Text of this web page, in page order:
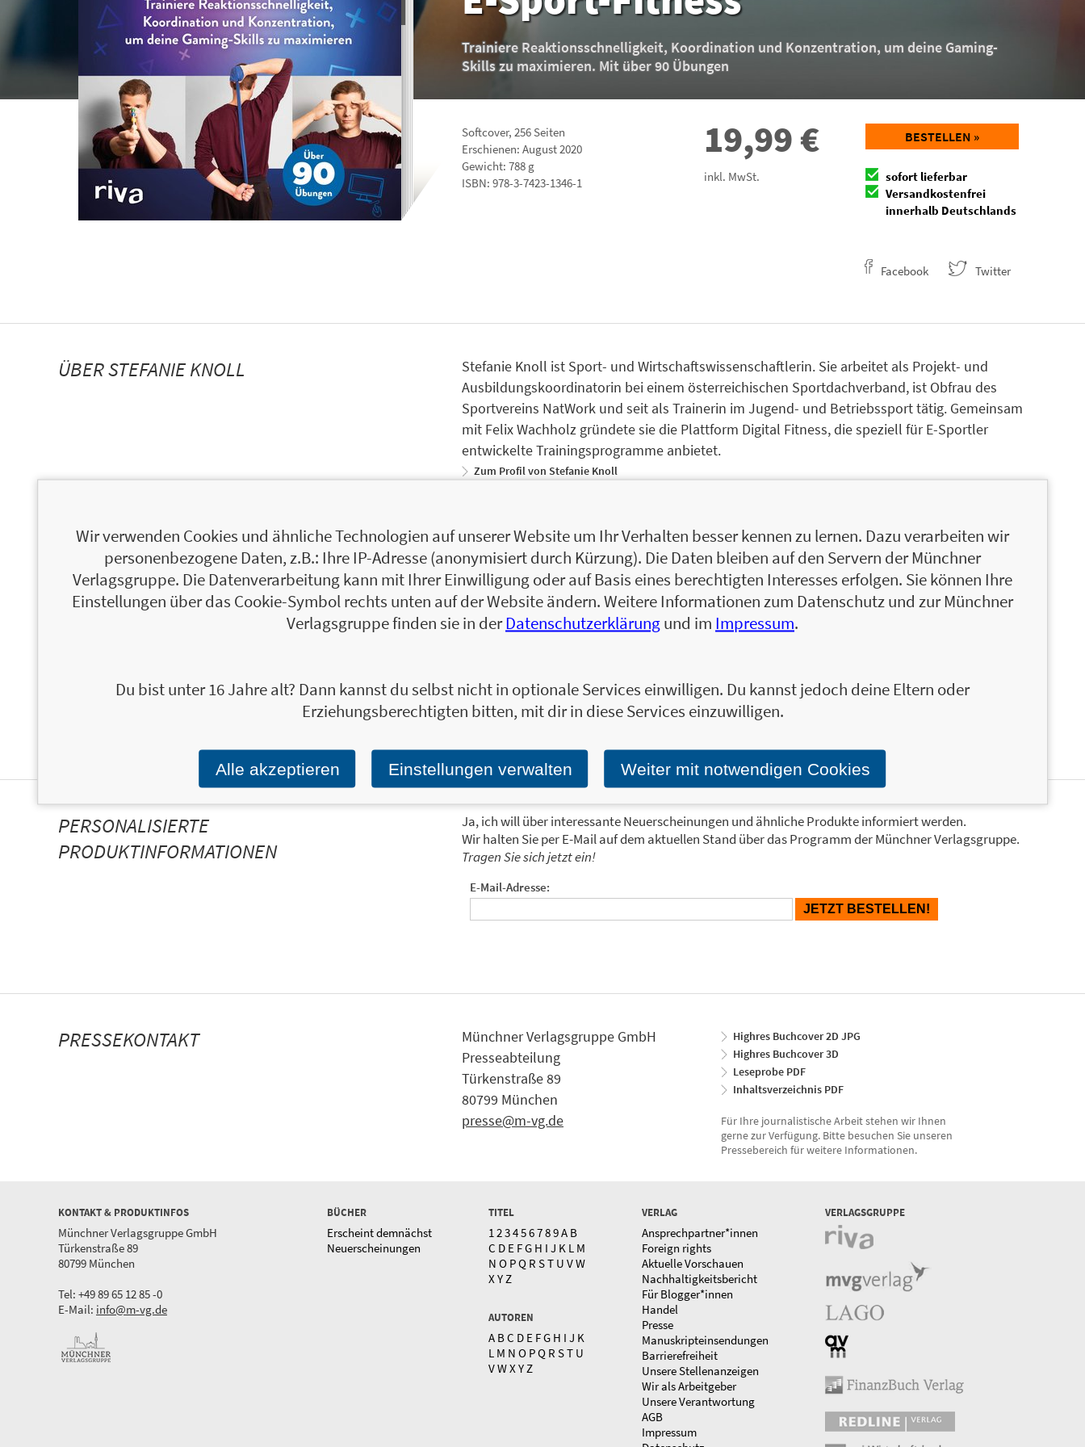
Trainiere Reaktionsschnelligkeit, Koordination und Konzentration, um deine Gaming-
Skills zu maximieren. Mit über 90 Übungen
Softcover, 256 Seiten
Erschienen: August 2020
Gewicht: 788 g
ISBN: 978-3-7423-1346-1
19,99€
inkl. MwSt.
BESTELLEN »
sofort lieferbar
Versandkostenfrei
innerhalb Deutschlands
Facebook Twitter
ÜBER STEFANIE KNOLL
Stefanie Knoll ist Sport- und Wirtschaftswissenschaftlerin. Sie arbeitet als Projekt- und
Ausbildungskoordinatorin bei einem österreichischen Sportdachverband, ist Obfrau des
Sportvereins NatWork und seit als Trainerin im Jugend- und Betriebssport tätig. Gemeinsam
mit Felix Wachholz gründete sie die Plattform Digital Fitness, die speziell für E-Sportler
entwickelte Trainingsprogramme anbietet.
Zum Profil von Stefanie Knoll
Ausbildungskoordinatorin bei einem österreichischen Sportdachverband, ist Obfrau des
Sportvereins NatWork und als Trainerin im Jugend- und Betriebssport tätig. Gemeinsam mit
Felix Wachholz gründete sie die Plattform Digital Fitness, die speziell für E-Sportler
entwickelte Trainingsprogramme anbietet. Der Sportwissenschaftler Felix Wachholz
promoviert am Institut für Sportwissenschaften der Universität Innsbruck im Bereich der
Neurophysiologie. Seit 2012 arbeitet er als Trainer im Jugend- und Betriebssport und ist im
tätig.
Zum Profil von Felix Wachholz
PERSONALISIERTE
PRODUKTINFORMATIONEN
Ja, ich will über interessante Neuerscheinungen und ähnliche Produkte informiert werden.
Wir halten Sie per E-Mail auf dem aktuellen Stand über das Programm der Münchner Verlagsgruppe.
Tragen Sie sich jetzt ein!
E-Mail-Adresse:
PRESSEKONTAKT
Münchner Verlagsgruppe GmbH
Presseabteilung
Türkenstraße 89
80799 München
presse@m-vg.de
Highres Buchcover 2D JPG
Highres Buchcover 3D
Leseprobe PDF
Inhaltsverzeichnis PDF
Für Ihre journalistische Arbeit stehen wir Ihnen
gerne zur Verfügung. Bitte besuchen Sie unseren
Pressebereich für weitere Informationen.
KONTAKT & PRODUKTINFOS
Münchner Verlagsgruppe GmbH
Türkenstraße 89
80799 München
Tel: +49 89 65 12 85 -0
E-Mail: info@m-vg.de
BÜCHER
Erscheint demnächst
Neuerscheinungen
TITEL
1 23456789A B
C D E FG H I J K L M
N O PQ R ST U VW
X Y Z
AUTOREN
A BC D E FG H I J K
L M N O PQ R ST U
VWX Y Z
VERLAG
Ansprechpartner*innen
Foreign rights
Aktuelle Vorschauen
Nachhaltigkeitsbericht
Für Blogger*innen
Handel
Presse
Manuskripteinsendungen
Barrierefreiheit
Unsere Stellenanzeigen
Wir als Arbeitgeber
Unsere Verantwortung
AGB
Impressum
VERLAGSGRUPPE
Wir verwenden Cookies und ähnliche Technologien auf unserer Website um Ihr Verhalten besser kennen zu lernen. Dazu verarbeiten wir
personenbezogene Daten, z.B.: Ihre IP-Adresse (anonymisiert durch Kürzung). Die Daten bleiben auf den Servern der Münchner
Verlagsgruppe. Die Datenverarbeitung kann mit Ihrer Einwilligung oder auf Basis eines berechtigten Interesses erfolgen. Sie können Ihre
Einstellungen über das Cookie-Symbol rechts unten auf der Website ändern. Weitere Informationen zum Datenschutz und zur Münchner
Verlagsgruppe finden sie in derDatenschutzerklärungund im Impressum.
Du bist unter 16 Jahre alt? Dann kannst du selbst nicht in optionale Services einwilligen. Du kannst jedoch deine Eltern oder
Erziehungsberechtigten bitten, mit dir in diese Services einzuwilligen.
Alle akzeptieren Einstellungen verwalten Weiter mit notwendigen Cookies